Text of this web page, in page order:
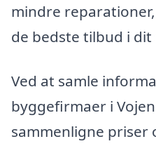
mindre
de bedste tilbud i dit
Ved at samle
byggefirmaer i
sammenligne priser